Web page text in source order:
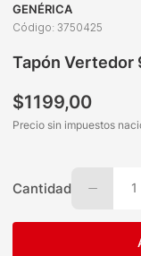
GENÉRICA
Código:3750425
Tapón Vertedor
$1199,00
Precio sin impuestos
Cantidad 1